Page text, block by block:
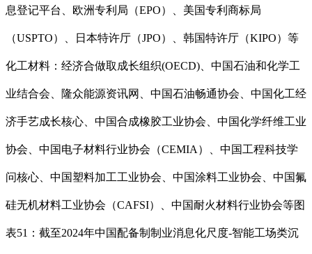
息登记平台、欧洲专利局（EPO）、美国专利商标局
（USPTO）、日本特许厅（JPO）、韩国特许厅（KIPO）等
化工材料：经济合做取成长组织(OECD)、中国石油和化学工
业结合会、隆众能源资讯网、中国石油畅通协会、中国化工经
济手艺成长核心、中国合成橡胶工业协会、中国化学纤维工业
协会、中国电子材料行业协会（CEMIA）、中国工程科技学
问核心、中国塑料加工工业协会、中国涂料工业协会、中国氟
硅无机材料工业协会（CAFSI）、中国耐火材料行业协会等图
表51：截至2024年中国配备制制业消息化尺度-智能工场类沉